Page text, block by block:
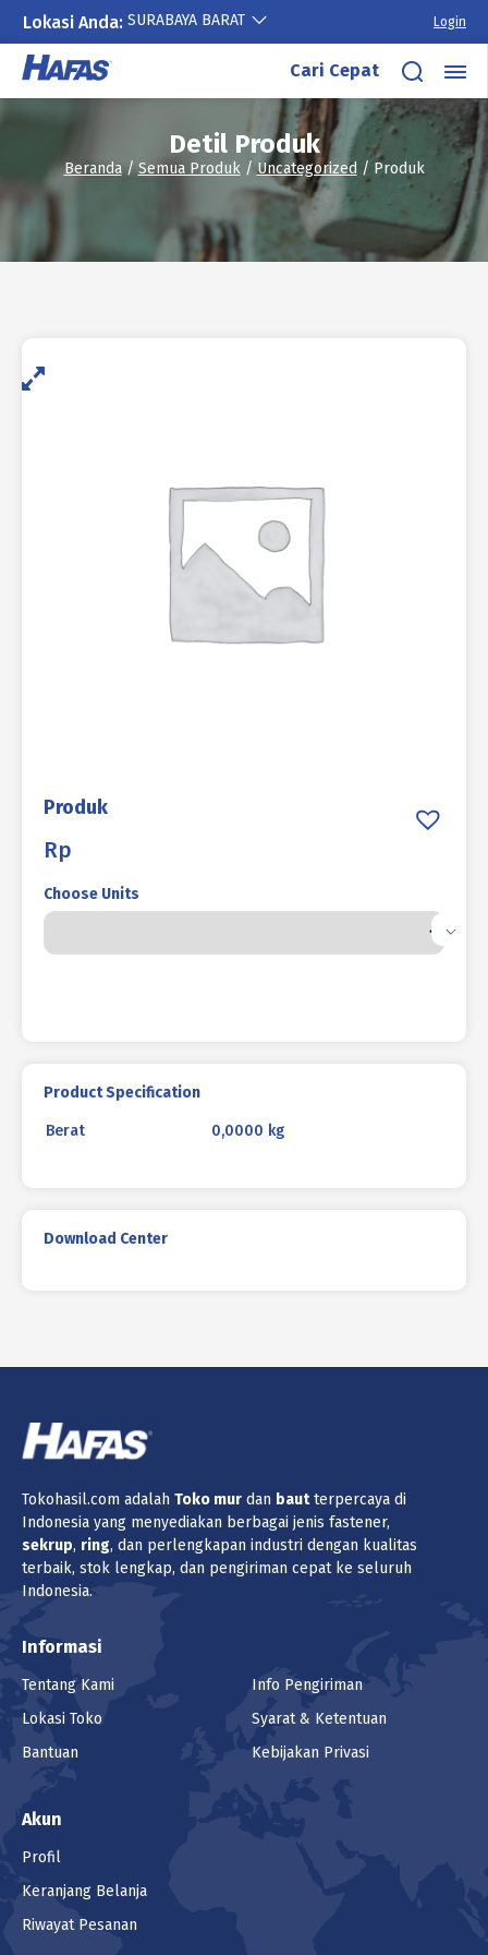
Lokasi Anda: SURABAYA BARAT Login
Lewati
konten
Cari Cepat
Detil Produk
Beranda/Semua Produk/Uncategorized / Produk
Produk
Rp
Choose Units
Product Specification
Berat 0,0000 kg
Download Center
Tokohasil.com adalah Toko mur dan bautterpercaya di
Indonesia yang menyediakan berbagai jenis fastener,
sekrup, ring, dan perlengkapan industri dengan kualitas
terbaik, stok lengkap, dan pengiriman cepat ke seluruh
Indonesia.
Informasi
Tentang Kami
Lokasi Toko
Bantuan
Info Pengiriman
Syarat & Ketentuan
Kebijakan Privasi
Akun
Profil
Keranjang Belanja
Riwayat Pesanan